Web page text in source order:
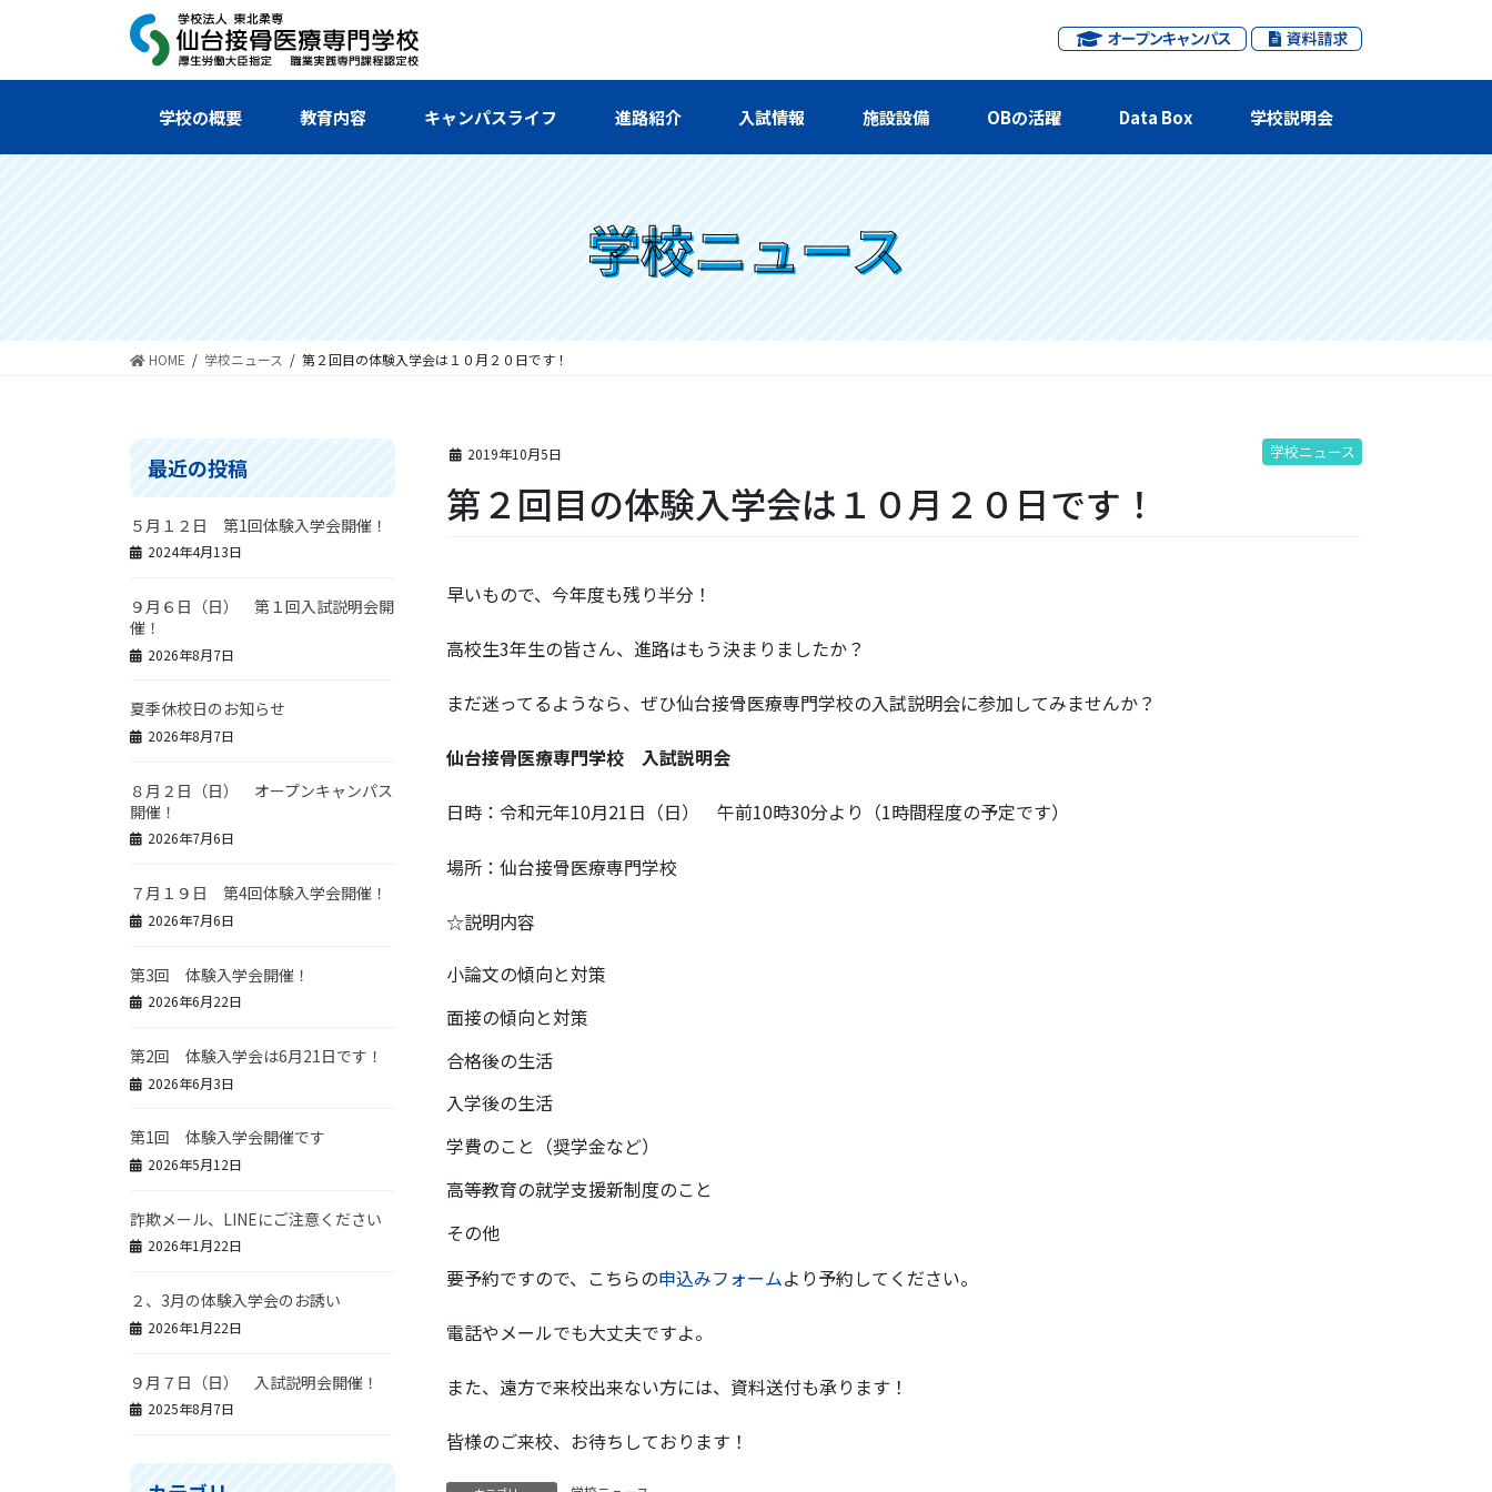
学校の概要 教育内容 キャンパスライフ 進路紹介 入試情報 施設設備 OBの活躍 Data Box 学校説明会
学校ニュース
HOME 学校ニュース 第２回目の体験入学会は１０月２０日です！
2019年10月5日 学校ニュース
第２回目の体験入学会は１０月２０日です！
早いもので、今年度も残り半分！
高校生3年生の皆さん、進路はもう決まりましたか？
まだ迷ってるようなら、ぜひ仙台接骨医療専門学校の入試説明会に参加してみませんか？
仙台接骨医療専門学校 入試説明会
日時：令和元年10月21日（日） 午前10時30分より（1時間程度の予定です）
場所：仙台接骨医療専門学校
☆説明内容
小論文の傾向と対策
面接の傾向と対策
合格後の生活
入学後の生活
学費のこと（奨学金など）
高等教育の就学支援新制度のこと
その他
要予約ですので、こちらの申込みフォームより予約してください。
電話やメールでも大丈夫ですよ。
また、遠方で来校出来ない方には、資料送付も承ります！
皆様のご来校、お待ちしております！
最近の投稿
５月１２日 第1回体験入学会開催！
2024年4月13日
９月６日（日） 第１回入試説明会開
催！
2026年8月7日
夏季休校日のお知らせ
2026年8月7日
８月２日（日） オープンキャンパス
開催！
2026年7月6日
７月１９日 第4回体験入学会開催！
2026年7月6日
第3回 体験入学会開催！
2026年6月22日
第2回 体験入学会は6月21日です！
2026年6月3日
第1回 体験入学会開催です
2026年5月12日
詐欺メール、LINEにご注意ください
2026年1月22日
２、3月の体験入学会のお誘い
2026年1月22日
９月７日（日） 入試説明会開催！
2025年8月7日